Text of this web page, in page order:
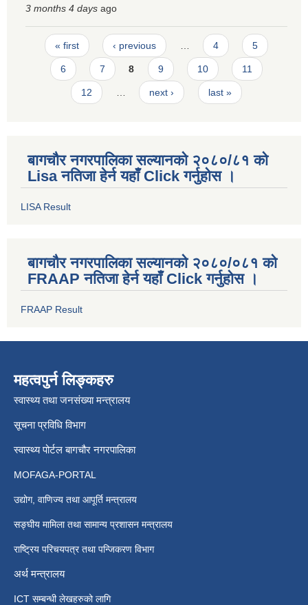
3 months 4 days ago
Pages
« first ‹ previous … 4 5
6 7 8 9 10 11
12 … next › last »
बागचौर नगरपालिका सल्यानको २०८०/८१ को
Lisa नतिजा हेर्न यहाँ Click गर्नुहोस ।
LISA Result
बागचौर नगरपालिका सल्यानको २०८०/०८१ को
FRAAP नतिजा हेर्न यहाँ Click गर्नुहोस ।
FRAAP Result
महत्वपुर्न लिङ्कहरु
स्वास्थ्य तथा जनसंख्या मन्त्रालय
सूचना प्रविधि विभाग
स्वास्थ्य पोर्टल बागचौर नगरपालिका
MOFAGA-PORTAL
उद्योग, वाणिज्य तथा आपूर्ति मन्त्रालय
सङ्घीय मामिला तथा सामान्य प्रशासन मन्त्रालय
राष्ट्रिय परिचयपत्र तथा पन्जिकरण विभाग
अर्थ मन्त्रालय
ICT सम्बन्धी लेखहरुको लागि